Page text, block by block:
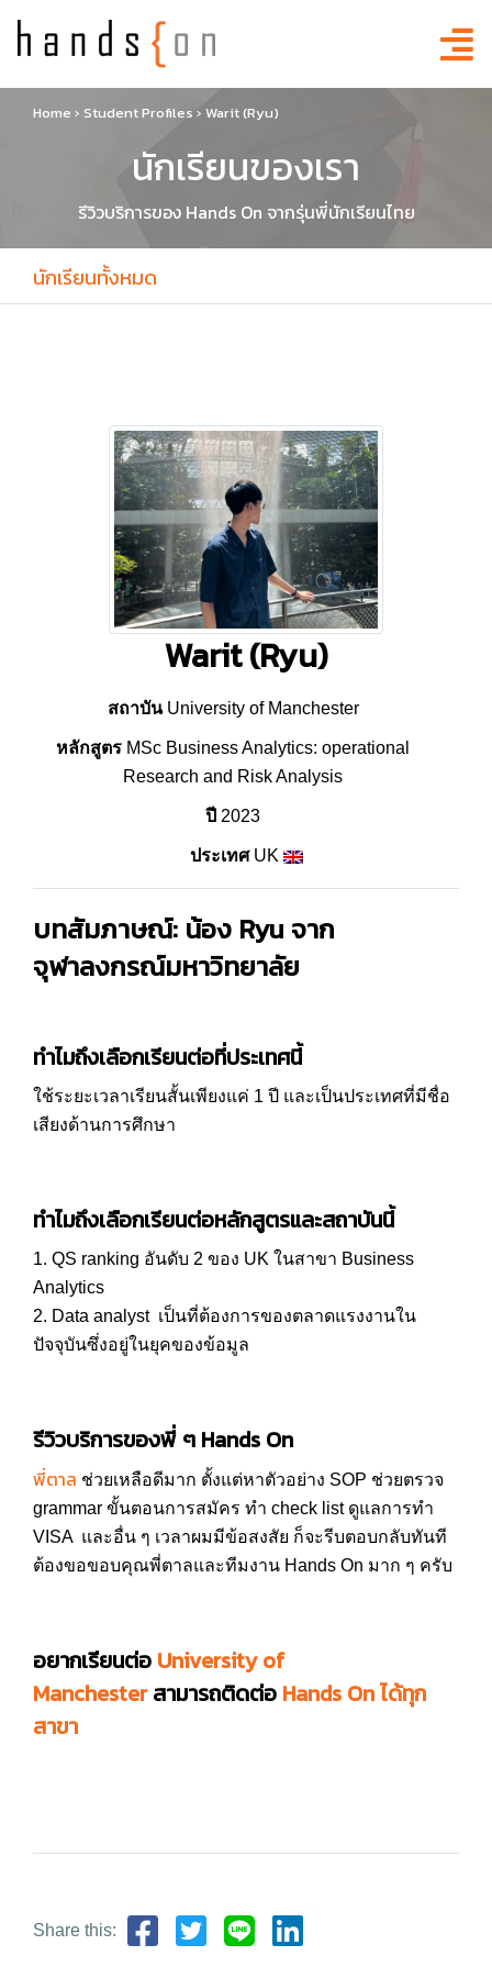
Home › Student Profiles › Warit (Ryu)
นักเรียนของเรา
รีวิวบริการของ Hands On จากรุ่นพี่นักเรียนไทย
นักเรียนทั้งหมด
Warit (Ryu)
สถาบันUniversity of Manchester
หลักสูตร MSc Business Analytics: operational
Research and Risk Analysis
ปี 2023
ประเทศUK
บทสัมภาษณ์: น้อง Ryu จาก
จุฬาลงกรณ์มหาวิทยาลัย
ทำไมถึงเลือกเรียนต่อที่ประเทศนี้
ใช้ระยะเวลาเรียนสั้นเพียงแค่ 1 ปี และเป็นประเทศที่มีชื่อ
เสียงด้านการศึกษา
ทำไมถึงเลือกเรียนต่อหลักสูตรและสถาบันนี้
1. QS ranking อันดับ 2 ของ UK ในสาขา Business
Analytics
2. Data analyst เป็นที่ต้องการของตลาดแรงงานใน
ปัจจุบันซึ่งอยู่ในยุคของข้อมูล
รีวิวบริการของพี่ ๆ Hands On
พี่ตาล ช่วยเหลือดีมาก ตั้งแต่หาตัวอย่าง SOP ช่วยตรวจ
grammar ขั้นตอนการสมัคร ทำ check list ดูแลการทำ
VISA และอื่น ๆ เวลาผมมีข้อสงสัย ก็จะรีบตอบกลับทันที
ต้องขอขอบคุณพี่ตาลและทีมงาน Hands On มาก ๆ ครับ
อยากเรียนต่อ University of
Manchester สามารถติดต่อ Hands On ได้ทุก
สาขา
Share this: